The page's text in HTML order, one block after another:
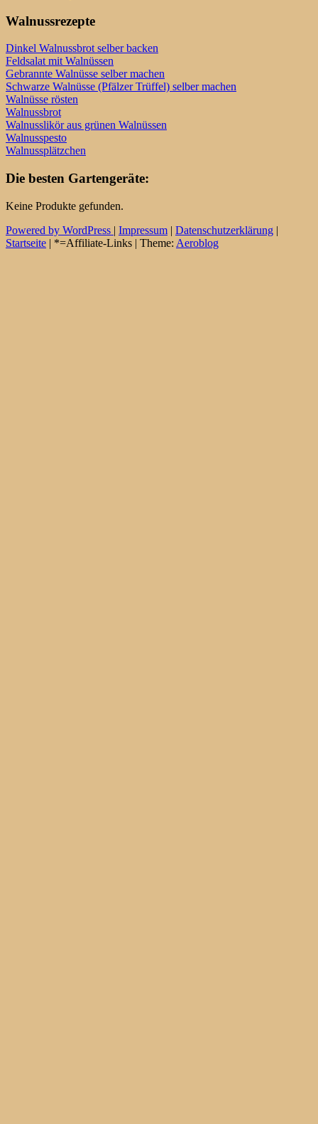
Walnussrezepte
Dinkel Walnussbrot selber backen
Feldsalat mit Walnüssen
Gebrannte Walnüsse selber machen
Schwarze Walnüsse (Pfälzer Trüffel) selber machen
Walnüsse rösten
Walnussbrot
Walnusslikör aus grünen Walnüssen
Walnusspesto
Walnussplätzchen
Die besten Gartengeräte:
Keine Produkte gefunden.
Powered by WordPress | Impressum | Datenschutzerklärung |
Startseite | *=Affiliate-Links | Theme: Aeroblog